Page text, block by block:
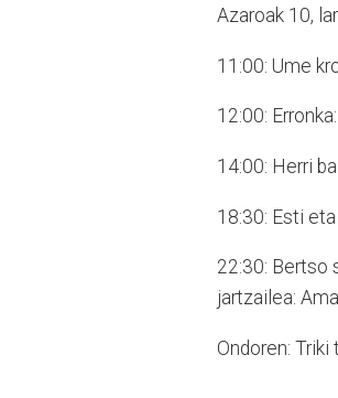
Azaroak 10,
11:00: Ume
12:00:
14:00: Herri
18:30: Esti
22:30: Bertso
jartzailea:
Ondoren: Triki